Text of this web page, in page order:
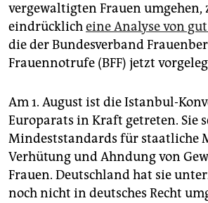
vergewaltigten Frauen umgehen,
eindrücklicheine Analyse von
die der Bundesverband
Frauennotrufe (BFF) jetzt
Am 1. August ist die Istanbul-
Europarats in Kraft getreten. Sie
Mindeststandards für staatliche
Verhütung und Ahndung von
Frauen. Deutschland hat sie
noch nicht in deutsches Recht